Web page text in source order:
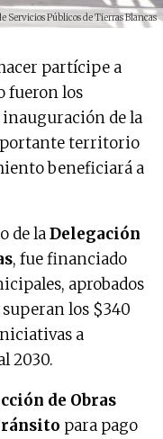
Servicios Públicos de Tierras Blancas
partícipe a
fueron los
de la
territorio
beneficiará a
de laDelegación
, fue financiado
aprobados
los $340
a
2030.
de Obras
para pago